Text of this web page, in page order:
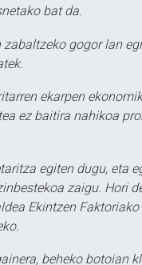
bat da.
gogor lan
ekarpen
ez baitira nahikoa
egiten dugu, eta
zaigu. Hori
Ekintzen
beheko botoian